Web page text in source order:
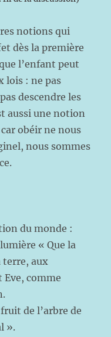
notions qui
dès la première
l’enfant peut
lois : ne pas
descendre les
aussi une notion
obéir ne nous
nous sommes
du monde :
« Que la
terre, aux
Eve, comme
de l’arbre de
».